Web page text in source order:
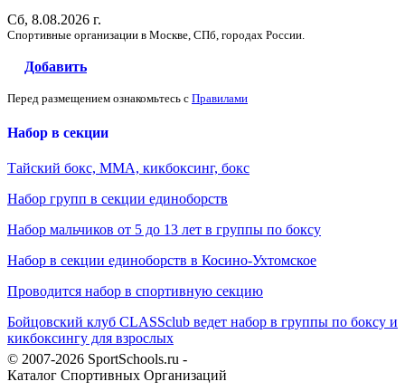
Сб, 8.08.2026 г.
Спортивные организации в Москве, СПб, городах России.
Добавить
Перед размещением ознакомьтесь с Правилами
Набор в секции
Тайский бокс, ММА, кикбоксинг, бокс
Набор групп в секции единоборств
Набор мальчиков от 5 до 13 лет в группы по боксу
Набор в секции единоборств в Косино-Ухтомское
Проводится набор в спортивную секцию
Бойцовский клуб CLASSclub ведет набор в группы по боксу и
кикбоксингу для взрослых
© 2007-2026 SportSchools.ru -
Каталог Спортивных Организаций